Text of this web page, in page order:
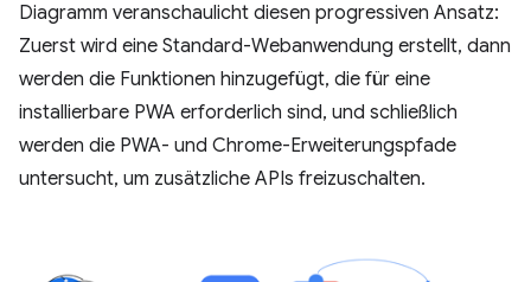
Diagramm veranschaulicht diesen progressiven Ansatz:
Zuerst wird eine Standard-Webanwendung erstellt, dann
werden die Funktionen hinzugefügt, die für eine
installierbare PWA erforderlich sind, und schließlich
werden die PWA- und Chrome-Erweiterungspfade
untersucht, um zusätzliche APIs freizuschalten.